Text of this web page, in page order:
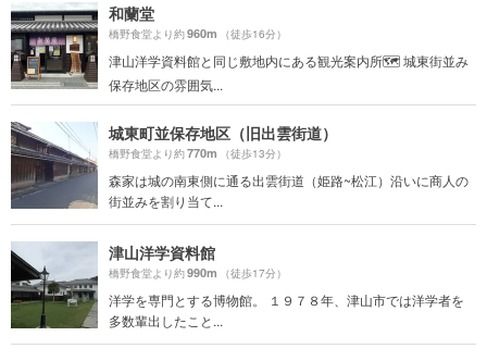
和蘭堂
橋野食堂より約960m （徒歩16分）
津山洋学資料館と同じ敷地内にある観光案内所🗺 城東街並み
保存地区の雰囲気...
城東町並保存地区（旧出雲街道）
橋野食堂より約770m （徒歩13分）
森家は城の南東側に通る出雲街道（姫路~松江）沿いに商人の
街並みを割り当て...
津山洋学資料館
橋野食堂より約990m （徒歩17分）
洋学を専門とする博物館。 １９７８年、津山市では洋学者を
多数輩出したこと...